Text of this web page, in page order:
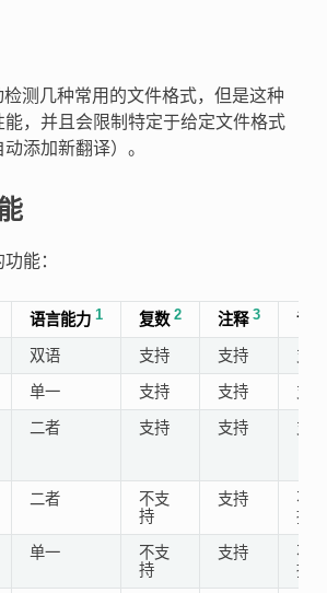
测几种常用的文件格式，但是这种
，并且会限制特定于给定文件格式
添加新翻译）。
能：
语言能力 1 复数 2 注释 3 语
双语 支持 支持 支持
单一 支持 支持 支持
二者 支持 支持 支持
二者
不支
持
支持
不支
持
单一
不支
持
支持
不支
持